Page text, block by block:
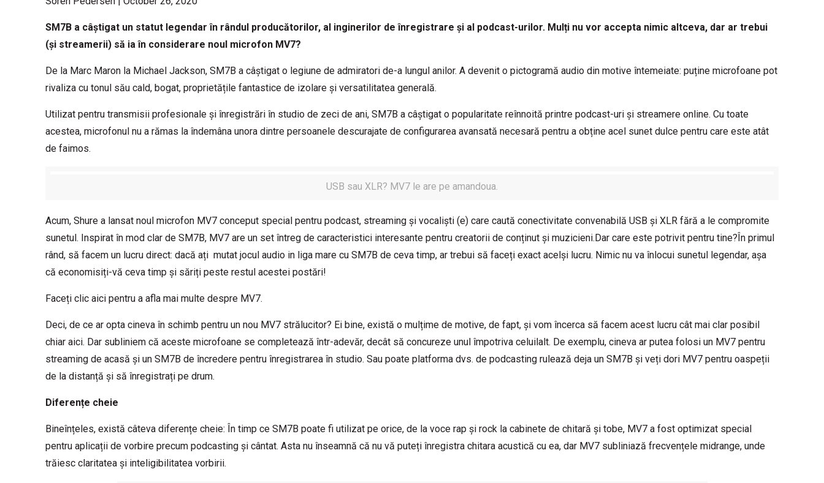
SM7B a câștigat un statut legendar în rândul producătorilor, al inginerilor de înregistrare și al podcast-urilor. Mulți nu vor accepta nimic altceva, dar ar trebui
(și streamerii) să ia în considerare noul microfon MV7?
De la Marc Maron la Michael Jackson, SM7B a câștigat o legiune de admiratori de-a lungul anilor. A devenit o pictogramă audio din motive întemeiate: puține microfoane pot
rivaliza cu tonul său cald, bogat, proprietățile fantastice de izolare și versatilitatea generală.
Utilizat pentru transmisii profesionale și înregistrări în studio de zeci de ani, SM7B a câștigat o popularitate reînnoită printre podcast-uri și streamere online. Cu toate
acestea, microfonul nu a rămas la îndemâna unora dintre persoanele descurajate de configurarea avansată necesară pentru a obține acel sunet dulce pentru care este atât
de faimos.
USB sau XLR? MV7 le are pe amandoua.
Acum, Shure a lansat noul microfon MV7 conceput special pentru podcast, streaming și vocaliști (e) care caută conectivitate convenabilă USB și XLR fără a le compromite
sunetul. Inspirat în mod clar de SM7B, MV7 are un set întreg de caracteristici interesante pentru creatorii de conținut și muzicieni.Dar care este potrivit pentru tine?În primul
rând, să facem un lucru direct: dacă ați mutat jocul audio in liga mare cu SM7B de ceva timp, ar trebui să faceți exact acelși lucru. Nimic nu va înlocui sunetul legendar, așa
că economisiți-vă ceva timp și săriți peste restul acestei postări!
Faceți clic aici pentru a afla mai multe despre MV7.
Deci, de ce ar opta cineva în schimb pentru un nou MV7 strălucitor? Ei bine, există o mulțime de motive, de fapt, și vom încerca să facem acest lucru cât mai clar posibil
chiar aici. Dar subliniem că aceste microfoane se completează într-adevăr, decât să concureze unul împotriva celuilalt. De exemplu, cineva ar putea folosi un MV7 pentru
streaming de acasă și un SM7B de încredere pentru înregistrarea în studio. Sau poate platforma dvs. de podcasting rulează deja un SM7B și veți dori MV7 pentru oaspeții
de la distanță și să înregistrați pe drum.
Diferențe cheie
Bineînțeles, există câteva diferențe cheie: În timp ce SM7B poate fi utilizat pe orice, de la voce rap și rock la cabinete de chitară și tobe, MV7 a fost optimizat special
pentru aplicații de vorbire precum podcasting și cântat. Asta nu înseamnă că nu vă puteți înregistra chitara acustică cu ea, dar MV7 subliniază frecvențele midrange, unde
trăiesc claritatea și inteligibilitatea vorbirii.